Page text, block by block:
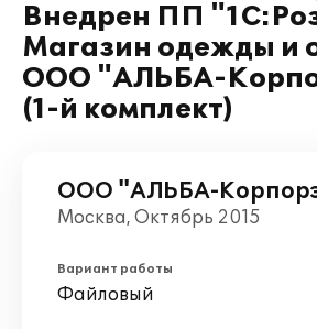
Внедрен ПП
Магазин одежды и
ООО "АЛЬБА-
(1-й комплект)
ООО "АЛЬБА-
Москва, Октябрь 2015
Вариант работы
Файловый